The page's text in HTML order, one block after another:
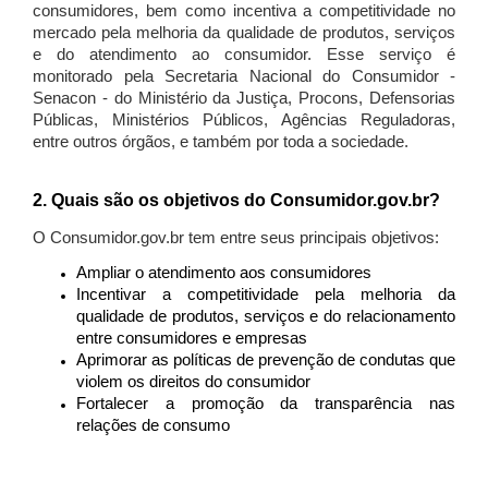
consumidores, bem como incentiva a competitividade no
mercado pela melhoria da qualidade de produtos, serviços
e do atendimento ao consumidor. Esse serviço é
monitorado pela Secretaria Nacional do Consumidor -
Senacon - do Ministério da Justiça, Procons, Defensorias
Públicas, Ministérios Públicos, Agências Reguladoras,
entre outros órgãos, e também por toda a sociedade.
2. Quais são os objetivos do Consumidor.gov.br?
O Consumidor.gov.br tem entre seus principais objetivos:
Ampliar o atendimento aos consumidores
Incentivar a competitividade pela melhoria da
qualidade de produtos, serviços e do relacionamento
entre consumidores e empresas
Aprimorar as políticas de prevenção de condutas que
violem os direitos do consumidor
Fortalecer a promoção da transparência nas
relações de consumo